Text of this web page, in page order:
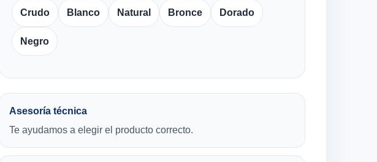
Crudo Blanco Natural Bronce Dorado
Negro
Asesoría técnica
Te ayudamos a elegir el producto correcto.